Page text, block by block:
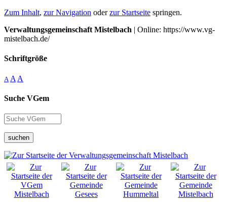
Zum Inhalt, zur Navigation oderzur Startseite springen.
Verwaltungsgemeinschaft Mistelbach | Online: https://www.vg-
mistelbach.de/
Schriftgröße
A A A
Suche VGem
suchen